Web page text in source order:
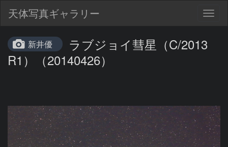
天体写真ギャラリー
新井優
ラブジョイ彗星（C/2013
R1）（20140426）